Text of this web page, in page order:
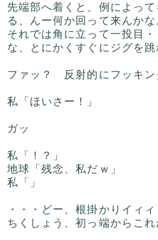
先端部へ着くと、例によっ
る、んー何か回って来んかな
それでは角に立って一投目
な、とにかくすぐにジグを跳
ファッ？ 反射的にフッキン
私「ほいさー！」
ガッ
私「！？」
地球「残念、私だｗ」
私「」
・・・どー、根掛かりイィィ
ちくしょう、初っ端からこ